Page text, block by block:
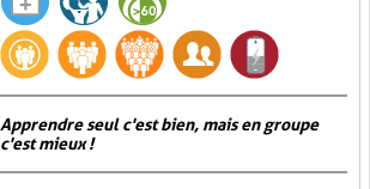
Apprendre seul c'est bien, mais en groupe
c'est mieux !